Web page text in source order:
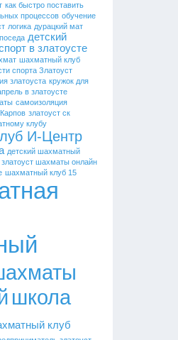
как быстро поставить
процессов обучение
логика дурацкий мат
детский
в златоусте
шахматный клуб
спорта Златоуст
златоуста кружок для
в златоусте
самоизоляция
Карпов златоуст ск
клубу
И-Центр
детский шахматный
златоуст шахматы онлайн
шахматный клуб 15
школа
клуб